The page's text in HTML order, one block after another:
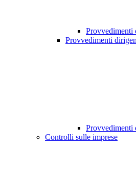
Provvedimenti
Provvedimenti
Provvedimenti
Controlli sulle imprese